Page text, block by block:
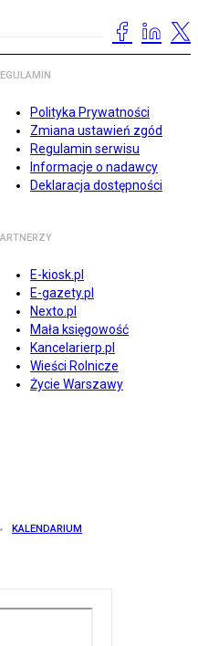
Polityka Prywatności
Zmiana ustawień zgód
Regulamin serwisu
Informacje o nadawcy
Deklaracja dostępności
E-kiosk.pl
E-gazety.pl
Nexto.pl
Mała księgowość
Kancelarierp.pl
Wieści Rolnicze
Życie Warszawy
KALENDARIUM